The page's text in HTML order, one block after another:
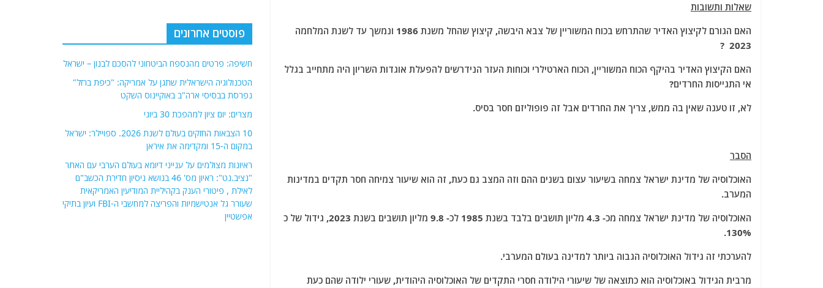
שאלות ותשובות
האם הגורם לקיצוץ האדיר שהתרחש בכוח המשוריין של צבא היבשה, קיצוץ שהחל משנת 1986 ונמשך עד לשנת המלחמה
2023 ?
האם הקיצוץ האדיר בהיקף הכוח המשוריין, הכוח הארטילרי וכוחות העזר הנידרשים להפעלת אוגדות השריון היה מתחייב בגלל
אי התגייסות החרדים?
לא, זו טענה שאין בה ממש, צריך את החרדים אבל זה פופוליזם חסר בסיס.
הסבר
האוכלוסיה של מדינת ישראל צמחה בשיעור עצום בשנים ההם וזה המצב גם כעת, זה הוא שיעור צמיחה חסר תקדים במדינות
המערב.
האוכלוסיה של מדינת ישראל צמחה מכ- 4.3 מליון תושבים בלבד בשנת 1985 לכ- 9.8 מליון תושבים בשנת 2023, גידול של כ
130%.
להערכתי זה גידול האוכלוסיה הגבוה ביותר למדינה בעולם המערבי.
מרבית הגידול באוכלוסיה הוא כתוצאה של שיעורי הילודה חסרי התקדים של האוכלוסיה היהודית, שעורי ילודה שהם כעת
פוסטים אחרונים
חשיפה: פרטים מהנספח הביטחוני להסכם לבנון – ישראל
הטכנולוגיה הישראלית שתגן על אמריקה: "כיפת ברזל"
נפרסת בבסיסי ארה"ב באוקיינוס השקט
מצרים: יום ציון למהפכת 30 ביוני
10 הצבאות החזקים בעולם לשנת 2026. ספויילר: ישראל
במקום ה-15 ומקדימה את איראן
ראיונות מצולמים על ענייני דיומא בעולם הערבי עם האתר
"נציב.נט": ראיון מס' 46 בנושא ניסיון חדירת הכשב"ם
לאילת , פיטורי הענק בקהיליית המודיעין האמריקאית
שעורר גל אנטישמיות והפריצה למחשבי ה-FBI ועיון בתיקי
אפשטיין